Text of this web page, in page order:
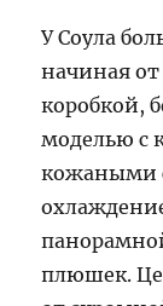
У Соула
начиная
коробкой,
моделью с
кожаными
плюшек.